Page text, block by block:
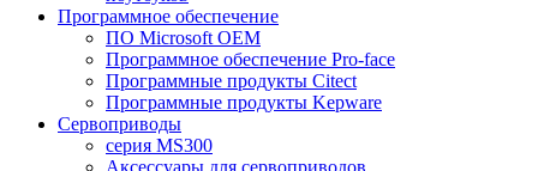
Программное обеспечение
ПО Microsoft OEM
Программное обеспечение Pro-face
Программные продукты Citect
Программные продукты Kepware
Сервоприводы
серия MS300
Аксессуары для сервоприводов